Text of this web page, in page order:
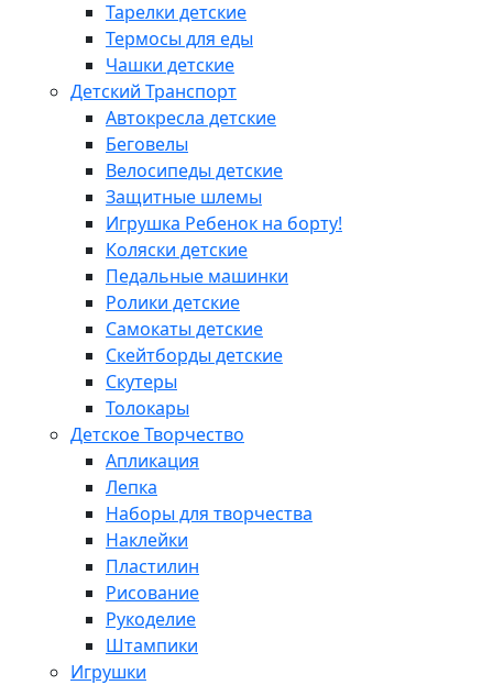
Тарелки детские
Термосы для еды
Чашки детские
Детский Транспорт
Автокресла детские
Беговелы
Велосипеды детские
Защитные шлемы
Игрушка Ребенок на борту!
Коляски детские
Педальные машинки
Ролики детские
Самокаты детские
Скейтборды детские
Скутеры
Толокары
Детское Творчество
Апликация
Лепка
Наборы для творчества
Наклейки
Пластилин
Рисование
Рукоделие
Штампики
Игрушки